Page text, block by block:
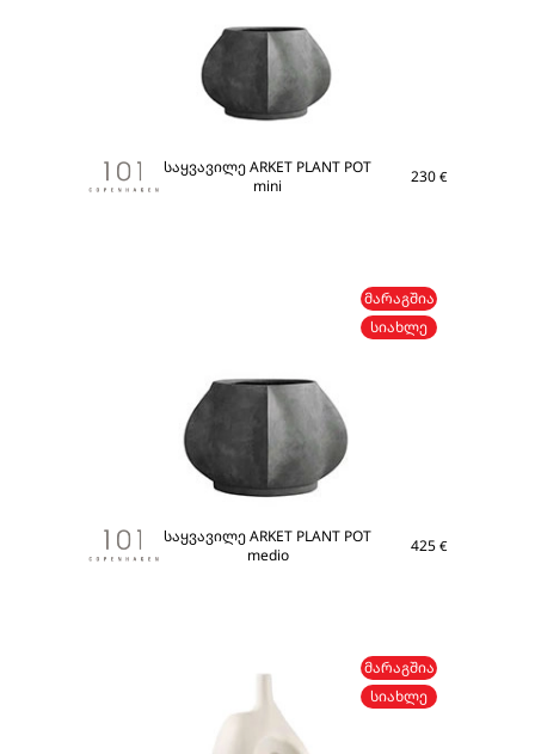
საყვავილე ARKET PLANT POT
mini
230 €
ᲛᲐᲠᲐᲒᲨᲘᲐ
ᲡᲘᲐᲮᲚᲔ
საყვავილე ARKET PLANT POT
medio
425 €
ᲛᲐᲠᲐᲒᲨᲘᲐ
ᲡᲘᲐᲮᲚᲔ